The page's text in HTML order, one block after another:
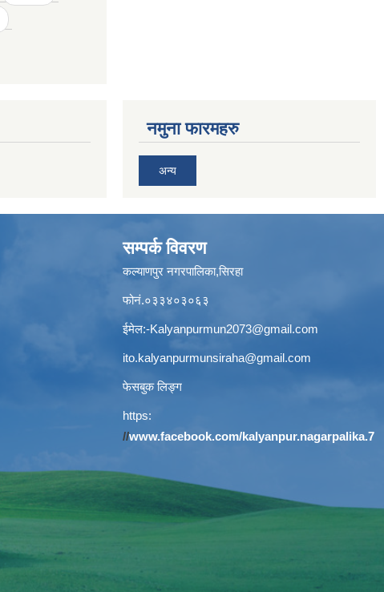
नमुना फारमहरु
अन्य
सम्पर्क विवरण
कल्याणपुर नगरपालिका,सिरहा
फोनं.०३३४०३०६३
ईमेल:-Kalyanpurmun2073@gmail.com
ito.kalyanpurmunsiraha@gmail.com
फेसबुक लिङ्ग
https:
//www.facebook.com/kalyanpur.nagarpalika.7